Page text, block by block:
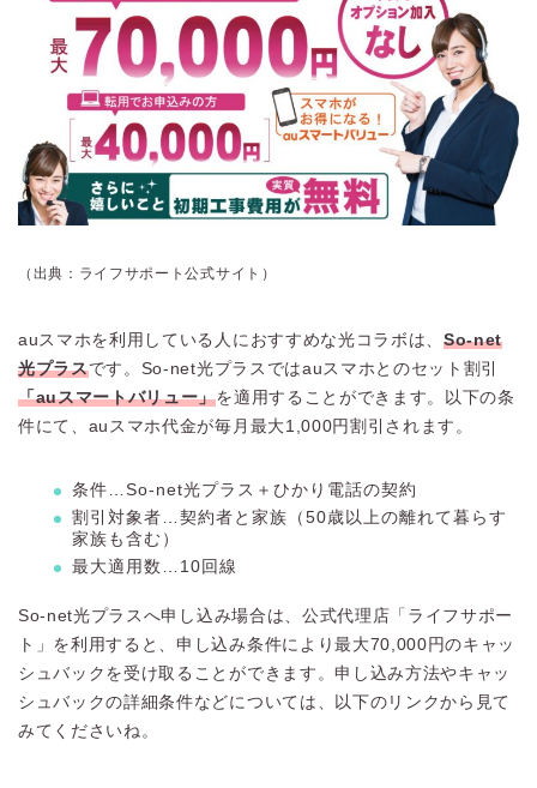
（出典：ライフサポート公式サイト）
auスマホを利用している人におすすめな光コラボは、 So-net
光プラスです。So-net光プラスではauスマホとのセット割引
「auスマートバリュー」を適用することができます。以下の条
件にて、auスマホ代金が毎月最大1,000円割引されます。
条件…So-net光プラス＋ひかり電話の契約
割引対象者…契約者と家族（50歳以上の離れて暮らす
家族も含む）
最大適用数…10回線
So-net光プラスへ申し込み場合は、公式代理店「ライフサポー
ト」を利用すると、申し込み条件により最大70,000円のキャッ
シュバックを受け取ることができます。申し込み方法やキャッ
シュバックの詳細条件などについては、以下のリンクから見て
みてくださいね。